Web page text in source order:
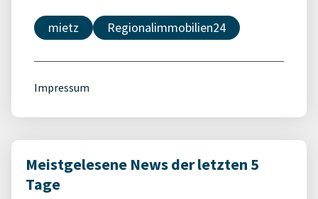
mietz Regionalimmobilien24
Impressum
Meistgelesene News der letzten 5
Tage